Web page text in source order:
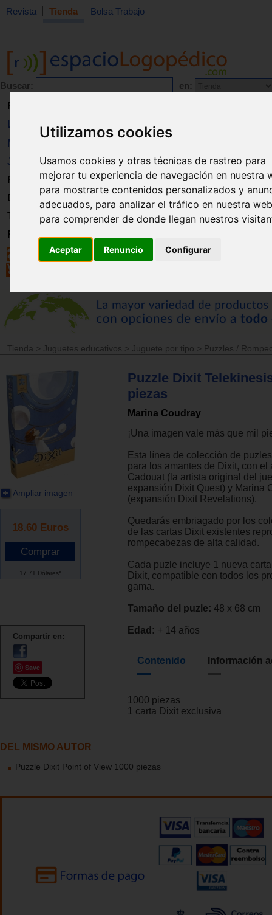
Utilizamos cookies
Usamos cookies y otras técnicas de rastreo para
mejorar tu experiencia de navegación en nuestra
para mostrarte contenidos personalizados y
adecuados, para analizar el tráfico en nuestra
para comprender de donde llegan nuestros
Aceptar Renuncio Configurar
Revista Tienda Bolsa Trabajo
Buscar: en:
Revista
Libros
Material
Juguetes
Formación
Directorio
Trabajo
Registro
Tienda > Juguetes educativos > Juguete por tipo > Puzzles /
Ampliar imagen
18.60 Euros
17.71 Dólares*
Compartir en:
Save
Puzzle Dixit
piezas
Marina Coudray
¡Una imagen vale más que mil
Esta línea de colección de
para los amantes de Dixit, con el
Cadouat (la artista original del
expansión Dixit Quest) y Marina
(expansión Dixit Revelations).
Quedarás embriagado por los
de las cartas Dixit existentes
rompecabezas de alta calidad.
Cada puzle incluye 1 nueva
Dixit, compatible con todos los
gama.
Tamaño del puzle: 48 x 68 cm
Edad: + 14 años
Contenido Información
1000 piezas
1 carta Dixit exclusiva
DEL MISMO AUTOR
Puzzle Dixit Point of View 1000 piezas